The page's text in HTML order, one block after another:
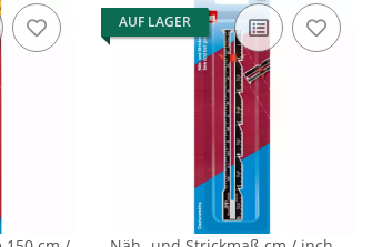
AUF LAGER